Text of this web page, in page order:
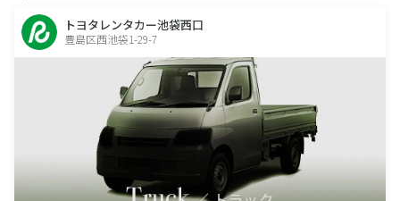
トヨタレンタカー池袋西口
豊島区西池袋1-29-7